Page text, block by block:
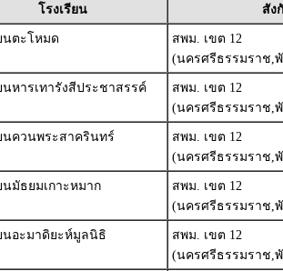
โรงเรียน
สัง
นตะโหมด
สพม. เขต 12
(นครศรีธรรมราช,
นหารเทารังสีประชาสรรค์
สพม. เขต 12
(นครศรีธรรมราช,
นควนพระสาครินทร์
สพม. เขต 12
(นครศรีธรรมราช,
นมัธยมเกาะหมาก
สพม. เขต 12
(นครศรีธรรมราช,
นอะมาดิยะห์มูลนิธิ
สพม. เขต 12
(นครศรีธรรมราช,